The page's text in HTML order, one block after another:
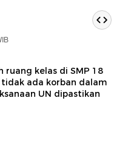
ruang kelas di SMP 18
ada korban dalam
UN dipastikan